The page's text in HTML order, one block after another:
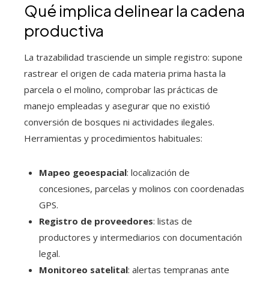
Qué implica delinear la cadena
productiva
La trazabilidad trasciende un simple registro: supone
rastrear el origen de cada materia prima hasta la
parcela o el molino, comprobar las prácticas de
manejo empleadas y asegurar que no existió
conversión de bosques ni actividades ilegales.
Herramientas y procedimientos habituales:
Mapeo geoespacial: localización de
concesiones, parcelas y molinos con coordenadas
GPS.
Registro de proveedores: listas de
productores y intermediarios con documentación
legal.
Monitoreo satelital: alertas tempranas ante